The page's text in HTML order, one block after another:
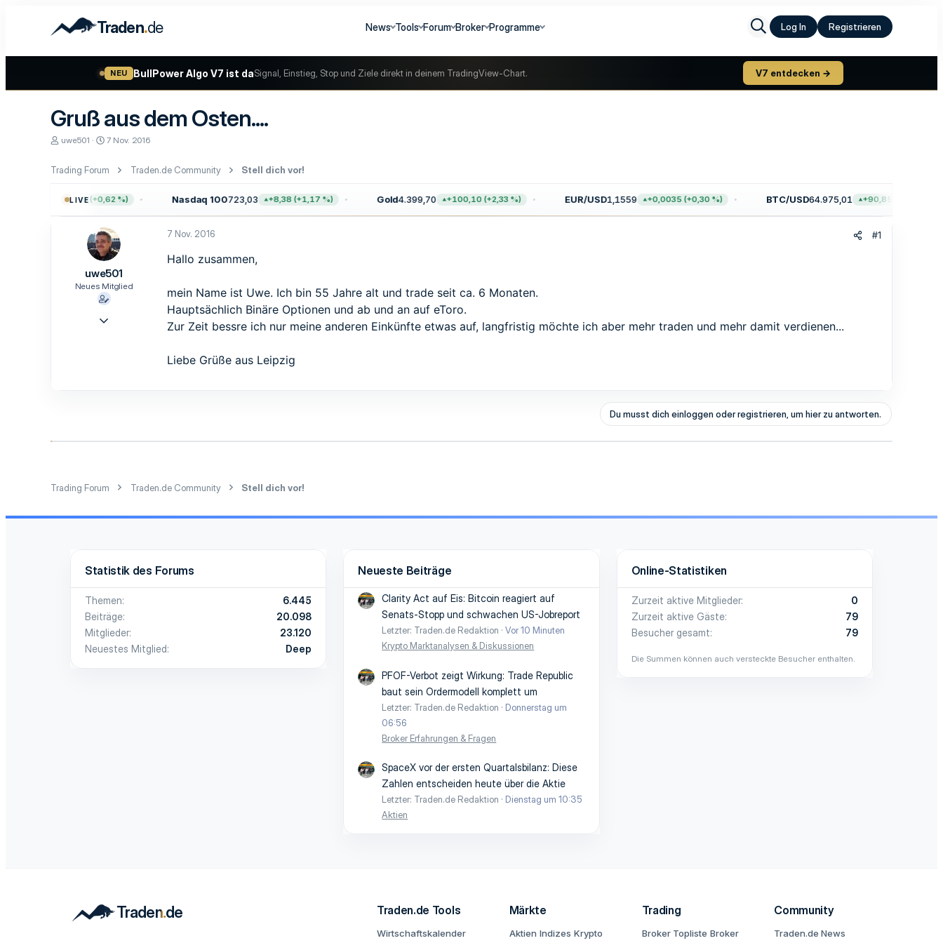
Traden.de News Tools Forum Broker Programme Log In Registrieren
NEU BullPower Algo V7 ist daSignal, Einstieg, Stop und Ziele direkt in deinem TradingView-Chart. V7 entdecken →
Gruß aus dem Osten....
E
t
e
uwe501
E
t
l
t
a
m
7 Nov. 2016
Trading Forum Traden.de Community Stell dich vor!
LIVE
+47,68 (+0,62 %) Nasdaq 100723,03 +8,38 (+1,17 %) Gold4.399,70 +100,10 (+2,33 %) EUR/USD1,1559 +0,0035 (+0,30 %) BTC/USD64.975,01 +90,85 (+0,14 %)
uwe501
Neues Mitglied
7 Nov. 2016 #1
Hallo zusammen,
mein Name ist Uwe. Ich bin 55 Jahre alt und trade seit ca. 6 Monaten.
Hauptsächlich Binäre Optionen und ab und an auf eToro.
Zur Zeit bessre ich nur meine anderen Einkünfte etwas auf, langfristig möchte ich aber mehr traden und mehr damit verdienen...
Liebe Grüße aus Leipzig
Du musst dich einloggen oder registrieren, um hier zu antworten.
Trading Forum Traden.de Community Stell dich vor!
Statistik des Forums
Themen
6.445
Beiträge
20.098
Mitglieder
23.120
Neuestes Mitglied
Deep
Neueste Beiträge
Clarity Act auf Eis: Bitcoin reagiert auf
Senats-Stopp und schwachen US-Jobreport
Letzter: Traden.de Redaktion
Vor 10 Minuten
Krypto Marktanalysen & Diskussionen
PFOF-Verbot zeigt Wirkung: Trade Republic
baut sein Ordermodell komplett um
Letzter: Traden.de Redaktion
Donnerstag um
06:56
Broker Erfahrungen & Fragen
SpaceX vor der ersten Quartalsbilanz: Diese
Zahlen entscheiden heute über die Aktie
Letzter: Traden.de Redaktion
Dienstag um 10:35
Aktien
Online-Statistiken
Zurzeit aktive Mitglieder
0
Zurzeit aktive Gäste
79
Besucher gesamt
79
Die Summen können auch versteckte Besucher enthalten.
Traden.de Tools
Wirtschaftskalender
Märkte
Aktien Indizes Krypto
Trading
Broker Topliste Broker
Community
Traden.de News